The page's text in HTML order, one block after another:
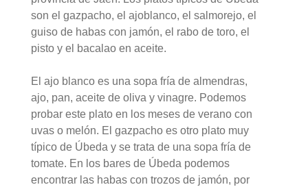
son el gazpacho, el ajoblanco, el salmorejo, el
guiso de habas con jamón, el rabo de toro, el
pisto y el bacalao en aceite.
El ajo blanco es una sopa fría de almendras,
ajo, pan, aceite de oliva y vinagre. Podemos
probar este plato en los meses de verano con
uvas o melón. El gazpacho es otro plato muy
típico de Úbeda y se trata de una sopa fría de
tomate. En los bares de Úbeda podemos
encontrar las habas con trozos de jamón, por